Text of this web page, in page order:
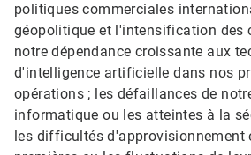
politiques commerciales
géopolitique et l'intensification des
notre dépendance croissante aux
d'intelligence artificielle dans nos
opérations ; les défaillances de
informatique ou les atteintes à la
les difficultés d'approvisionnement